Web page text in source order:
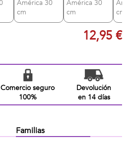
12,95 €
Comercio seguro
100%
Devolución
en 14 días
Familias